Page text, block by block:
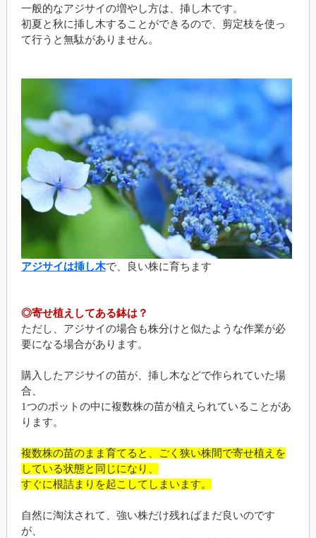
一般的なアジサイの増やし方は、挿し木です。
初夏と秋に挿し木することができるので、剪定枝を使っ
て行うと無駄がありません。
アジサイは挿し木で、良い株に育ちます
◎寄せ植えしてある鉢は？
ただし、アジサイの場合も株分けと似たような作業が必
要になる場合があります。
購入したアジサイの苗が、挿し木などで作られていた場
合、
1つのポットの中に複数株の苗が植えられていることがあ
ります。
複数株の苗のまま育てると、ごく狭い株間で寄せ植えを
している状態と同じになり、
すぐに根詰まりを起こしてしまいます。
自然に淘汰されて、強い株だけ残ればまだ良いのです
が、